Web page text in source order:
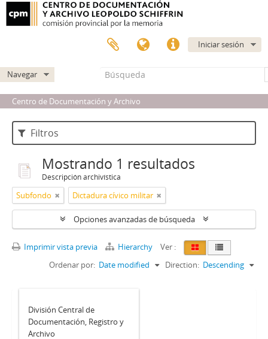
Iniciar sesión
Navegar
Centro de Documentación y Archivo
Filtros
Mostrando 1 resultados
Descripción archivística
Subfondo Dictadura cívico militar
Opciones avanzadas de búsqueda
Imprimir vista previa Hierarchy
Ver :
Ordenar por: Date modified Direction: Descending
División Central de
Documentación, Registro y
Archivo